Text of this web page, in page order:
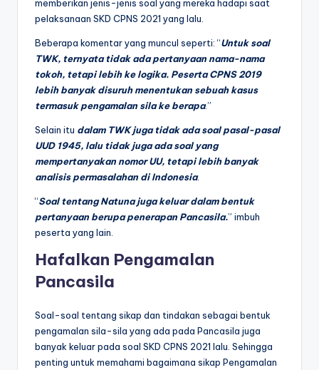
memberikan jenis-jenis soal yang mereka hadapi saat
pelaksanaan SKD CPNS 2021 yang lalu.
Beberapa komentar yang muncul seperti: “Untuk soal
TWK, ternyata tidak ada pertanyaan nama-nama
tokoh, tetapi lebih ke logika. Peserta CPNS 2019
lebih banyak disuruh menentukan sebuah kasus
termasuk pengamalan sila ke berapa.”
Selain itu dalam TWK juga tidak ada soal pasal-pasal
UUD 1945, lalu tidak juga ada soal yang
mempertanyakan nomor UU, tetapi lebih banyak
analisis permasalahan di Indonesia.
“Soal tentang Natuna juga keluar dalam bentuk
pertanyaan berupa penerapan Pancasila.” imbuh
peserta yang lain.
Hafalkan Pengamalan
Pancasila
Soal-soal tentang sikap dan tindakan sebagai bentuk
pengamalan sila-sila yang ada pada Pancasila juga
banyak keluar pada soal SKD CPNS 2021 lalu. Sehingga
penting untuk memahami bagaimana sikap Pengamalan